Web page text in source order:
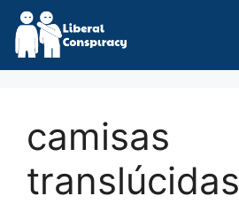
Skip
content
camisas
translúcidas